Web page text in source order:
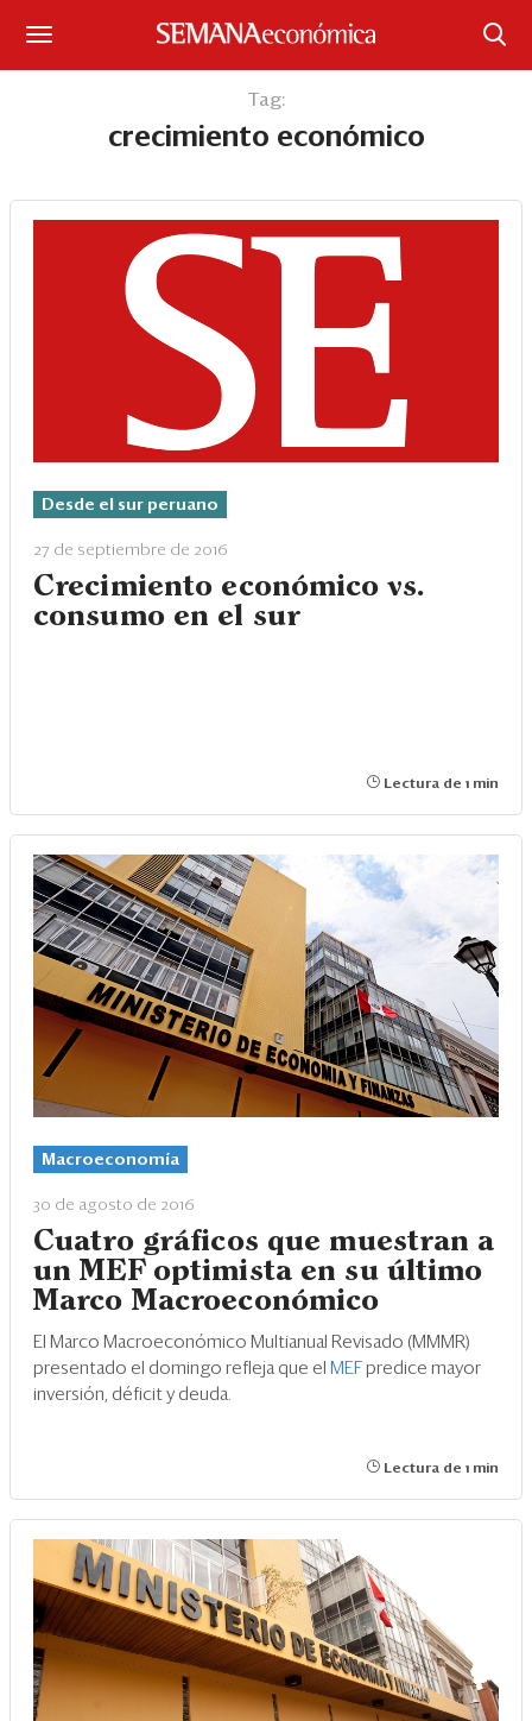
Iniciar sesión
Portada
¿Qué está pasando?
Sectores y Empresas
Economía y Finanzas
Blogs
Tag:
crecimiento económico
Desde el sur peruano
27 de septiembre de 2016
Crecimiento económico vs.
consumo en el sur
Lectura de 1 min
Macroeconomía
30 de agosto de 2016
Cuatro gráficos que muestran a
un MEF optimista en su último
Marco Macroeconómico
El Marco Macroeconómico Multianual Revisado (MMMR)
presentado el domingo refleja que el MEF predice mayor
inversión, déficit y deuda.
Lectura de 1 min